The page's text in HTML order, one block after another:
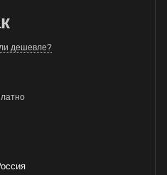
дешевле?